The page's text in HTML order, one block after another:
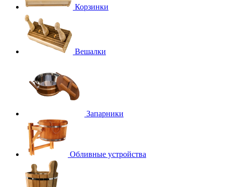
Корзинки
Вешалки
Запарники
Обливные устройства